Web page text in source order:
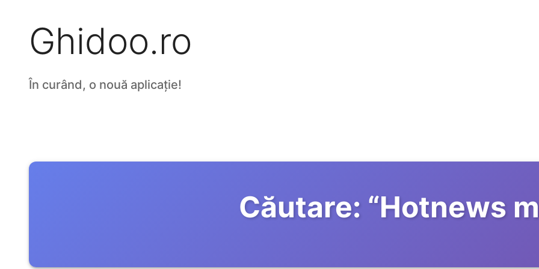
Ghidoo.ro
În curând, o nouă aplicație!
Căutare: “Hotnews